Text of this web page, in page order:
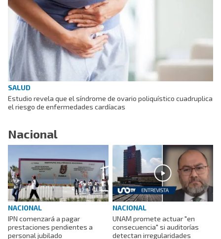
SALUD
Estudio revela que el síndrome de ovario poliquístico cuadruplica
el riesgo de enfermedades cardíacas
Nacional
NACIONAL
IPN comenzará a pagar
prestaciones pendientes a
personal jubilado
NACIONAL
UNAM promete actuar "en
consecuencia" si auditorías
detectan irregularidades